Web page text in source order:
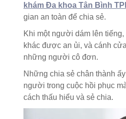
khám Đa khoa Tân Bình
gian an toàn để chia sẻ.
Khi một người dám lên
khác được an ủi, và cánh
những người cô đơn.
Những chia sẻ chân thành
người trong cuộc hồi phục
cách thấu hiểu và sẻ chia.